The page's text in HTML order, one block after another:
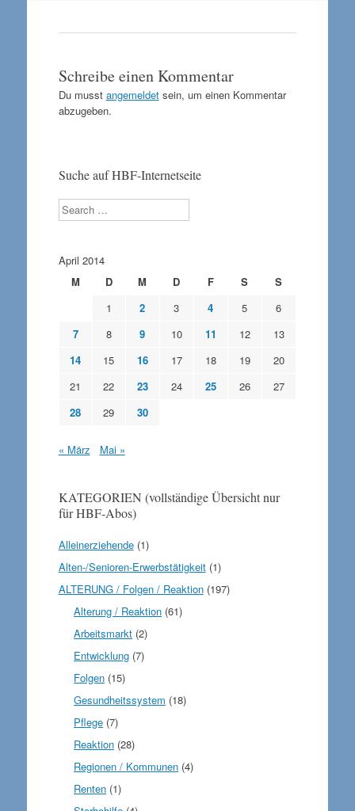
Schreibe einen Kommentar
Du musst angemeldetsein, um einen Kommentar
abzugeben.
Suche auf HBF-Internetseite
Search
April 2014
M
D M D F S
S
1
2 3 4 5
6
7
8 9 10 11 12
13
14
15 16 17 18 19
20
21
22 23 24 25 26
27
28
29 30
« März Mai »
KATEGORIEN (vollständige Übersicht nur
für HBF-Abos)
Alleinerziehende(1)
Alten-/Senioren-Erwerbstätigkeit(1)
ALTERUNG / Folgen / Reaktion(197)
Alterung / Reaktion (61)
Arbeitsmarkt (2)
Entwicklung (7)
Folgen (15)
Gesundheitssystem (18)
Pflege (7)
Reaktion (28)
Regionen / Kommunen (4)
Renten (1)